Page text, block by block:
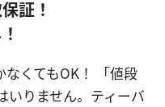
証！
くてもOK！
「値段
りません。ティーバ